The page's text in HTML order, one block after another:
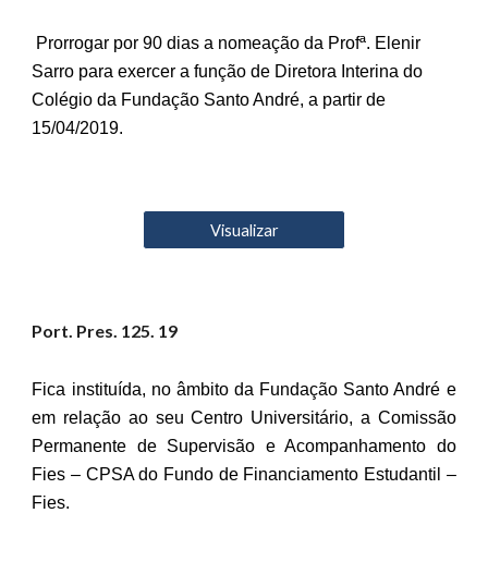
Prorrogar por 90 dias a nomeação da Profª. Elenir
Sarro para exercer a função de Diretora Interina do
Colégio da Fundação Santo André, a partir de
15/04/2019.
Visualizar
Port. Pres. 125. 19
Fica instituída, no âmbito da Fundação Santo André e
em relação ao seu Centro Universitário, a Comissão
Permanente de Supervisão e Acompanhamento do
Fies – CPSA do Fundo de Financiamento Estudantil –
Fies.